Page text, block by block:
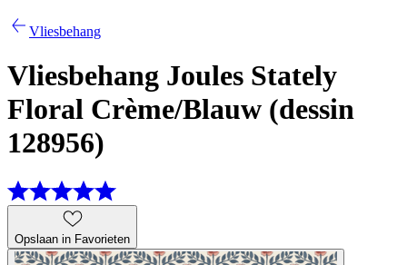
Vliesbehang
Vliesbehang Joules Stately
Floral Crème/Blauw (dessin
128956)
Opslaan in Favorieten